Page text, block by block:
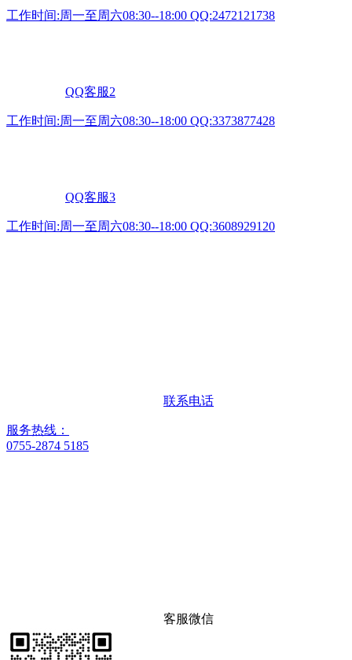
工作时间:周一至周六08:30--18:00 QQ:2472121738
QQ客服2
工作时间:周一至周六08:30--18:00 QQ:3373877428
QQ客服3
工作时间:周一至周六08:30--18:00 QQ:3608929120
联系电话
服务热线：
0755-2874 5185
客服微信